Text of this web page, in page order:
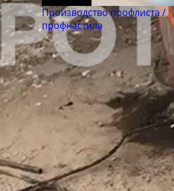
426
450
480
530
550
Производство профлиста /
профнастила